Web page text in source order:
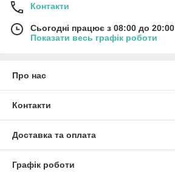
Контакти
Сьогодні працює з 08:00 до 20:00
Показати весь графік роботи
Про нас
Контакти
Доставка та оплата
Графік роботи